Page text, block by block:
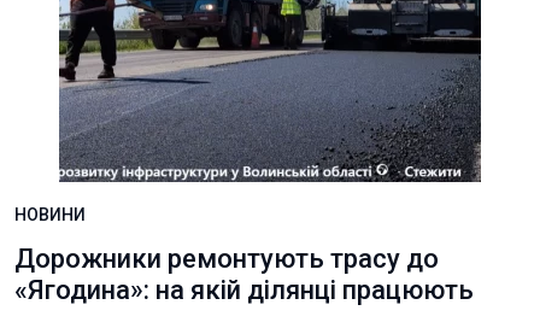
НОВИНИ
Дорожники ремонтують трасу до
«Ягодина»: на якій ділянці працюють